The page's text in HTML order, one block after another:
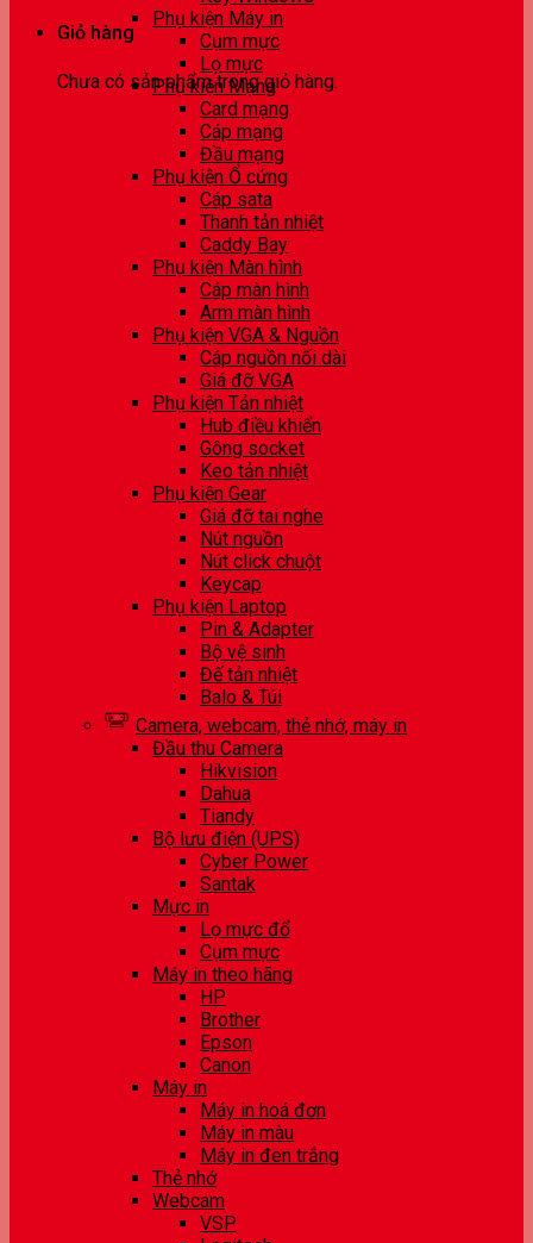
Giỏ hàng
Chưa có sản phẩm trong giỏ hàng.
Phụ kiện Máy in
Cụm mực
Lọ mực
Phụ kiện Mạng
Card mạng
Cáp mạng
Đầu mạng
Phụ kiện Ổ cứng
Cáp sata
Thanh tản nhiệt
Caddy Bay
Phụ kiện Màn hình
Cáp màn hình
Arm màn hình
Phụ kiện VGA & Nguồn
Cáp nguồn nối dài
Giá đỡ VGA
Phụ kiện Tản nhiệt
Hub điều khiển
Gông socket
Keo tản nhiệt
Phụ kiện Gear
Giá đỡ tai nghe
Nút nguồn
Nút click chuột
Keycap
Phụ kiện Laptop
Pin & Adapter
Bộ vệ sinh
Đế tản nhiệt
Balo & Túi
Camera, webcam, thẻ nhớ, máy in
Đầu thu Camera
Hikvision
Dahua
Tiandy
Bộ lưu điện (UPS)
Cyber Power
Santak
Mực in
Lọ mực đổ
Cụm mực
Máy in theo hãng
HP
Brother
Epson
Canon
Máy in
Máy in hoá đơn
Máy in màu
Máy in đen trắng
Thẻ nhớ
Webcam
VSP